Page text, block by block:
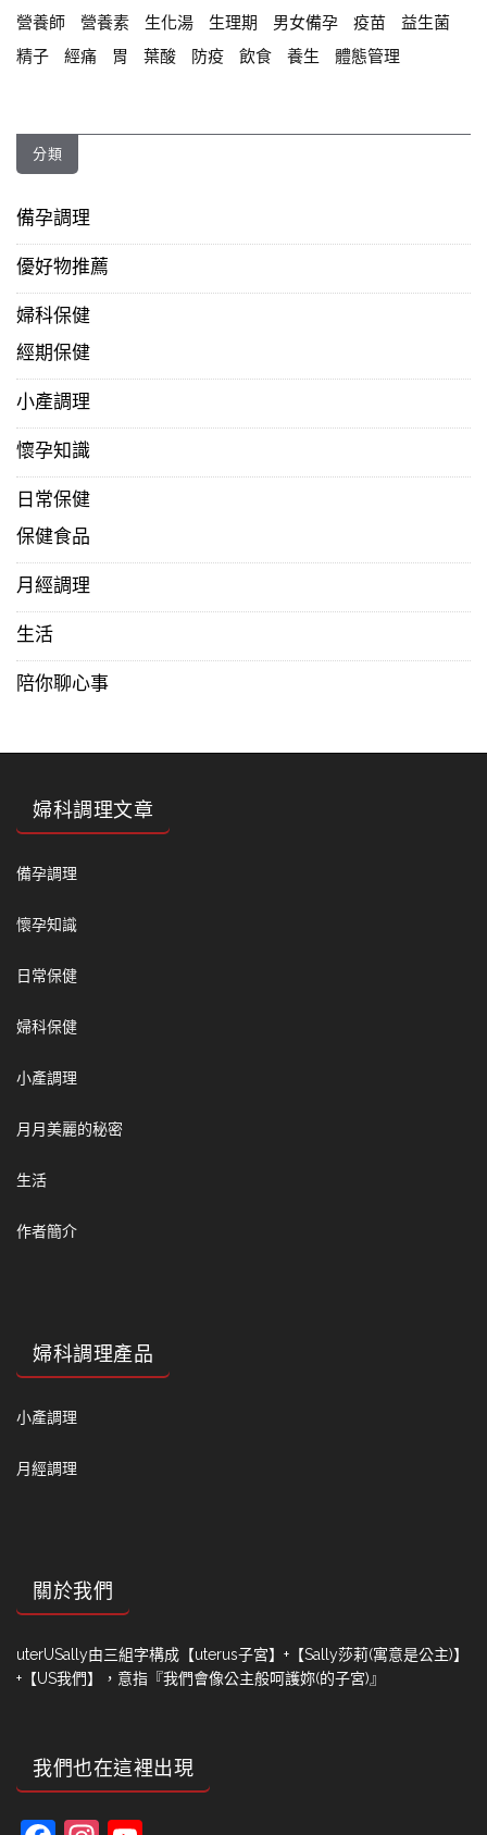
營養師
營養素 生化湯 生理期 男女備孕 疫苗
益生菌
精子
經痛 胃 葉酸 防疫 飲食 養生 體態管理
分類
備孕調理
優好物推薦
婦科保健
經期保健
小產調理
懷孕知識
日常保健
保健食品
月經調理
生活
陪你聊心事
婦科調理文章
備孕調理
懷孕知識
日常保健
婦科保健
小產調理
月月美麗的秘密
生活
作者簡介
婦科調理產品
小產調理
月經調理
關於我們
uterUSally由三組字構成【uterus子宮】+【Sally莎莉(寓意是公主)】
+【US我們】，意指『我們會像公主般呵護妳(的子宮)』
我們也在這裡出現